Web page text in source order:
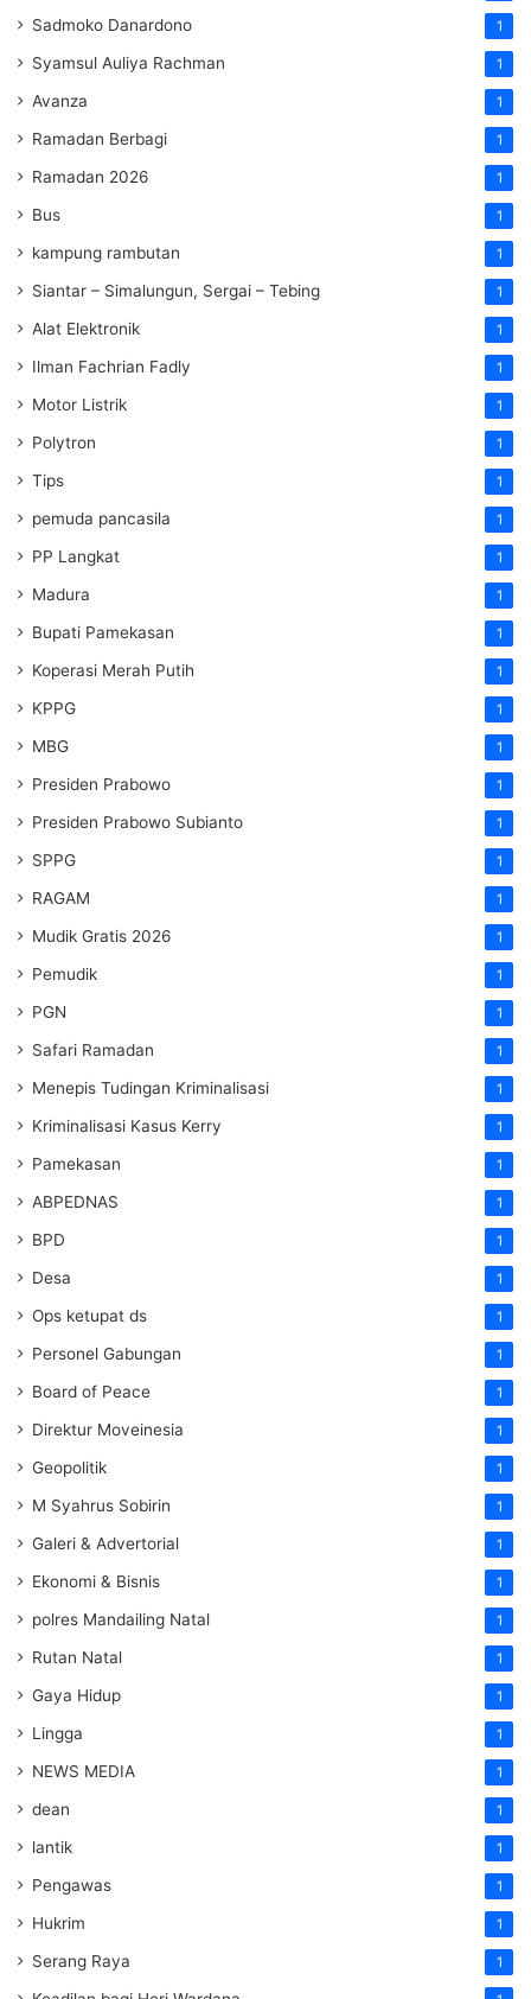
Sadmoko Danardono 1
Syamsul Auliya Rachman 1
Avanza 1
Ramadan Berbagi 1
Ramadan 2026 1
Bus 1
kampung rambutan 1
Siantar – Simalungun, Sergai – Tebing 1
Alat Elektronik 1
Ilman Fachrian Fadly 1
Motor Listrik 1
Polytron 1
Tips 1
pemuda pancasila 1
PP Langkat 1
Madura 1
Bupati Pamekasan 1
Koperasi Merah Putih 1
KPPG 1
MBG 1
Presiden Prabowo 1
Presiden Prabowo Subianto 1
SPPG 1
RAGAM 1
Mudik Gratis 2026 1
Pemudik 1
PGN 1
Safari Ramadan 1
Menepis Tudingan Kriminalisasi 1
Kriminalisasi Kasus Kerry 1
Pamekasan 1
ABPEDNAS 1
BPD 1
Desa 1
Ops ketupat ds 1
Personel Gabungan 1
Board of Peace 1
Direktur Moveinesia 1
Geopolitik 1
M Syahrus Sobirin 1
Galeri & Advertorial 1
Ekonomi & Bisnis 1
polres Mandailing Natal 1
Rutan Natal 1
Gaya Hidup 1
Lingga 1
NEWS MEDIA 1
dean 1
lantik 1
Pengawas 1
Hukrim 1
Serang Raya 1